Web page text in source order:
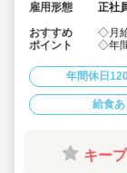
雇用形態
正社
おすすめ
ポイント
◇月
◇年
◇借
◇介
復帰
◇男
ど
◇各
方や
年間休日
給食あ
キー